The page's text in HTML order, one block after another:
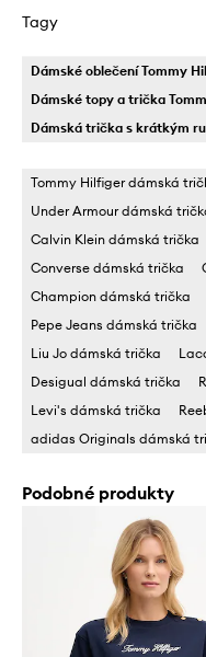
Tagy
Dámské oblečení Tommy
Dámské topy a trička
Dámská trička s krátkým
Tommy Hilfiger dámská
Under Armour dámská
Calvin Klein dámská trička
Converse dámská trička
Champion dámská trička
Pepe Jeans dámská trička
Liu Jo dámská trička
Desigual dámská trička
Levi's dámská trička
adidas Originals dámská
Podobné produkty